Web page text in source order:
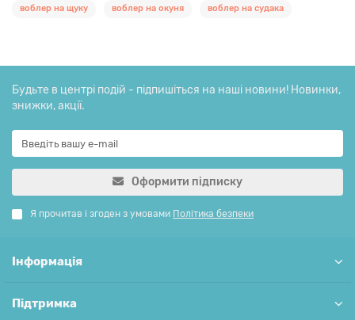
воблер на щуку воблер на окуня воблер на судака
Будьте в центрі подій - підпишіться на наші новини! Новинки,
знижки, акції.
Оформити підписку
Я прочитав і згоден з умовами Політика безпеки
Інформація
Підтримка